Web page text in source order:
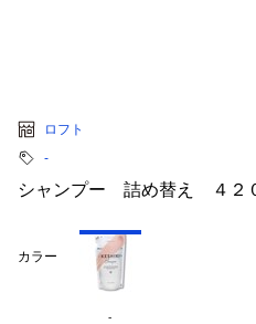
ロフト
‐
シャンプー 詰め替え ４２
カラー
-